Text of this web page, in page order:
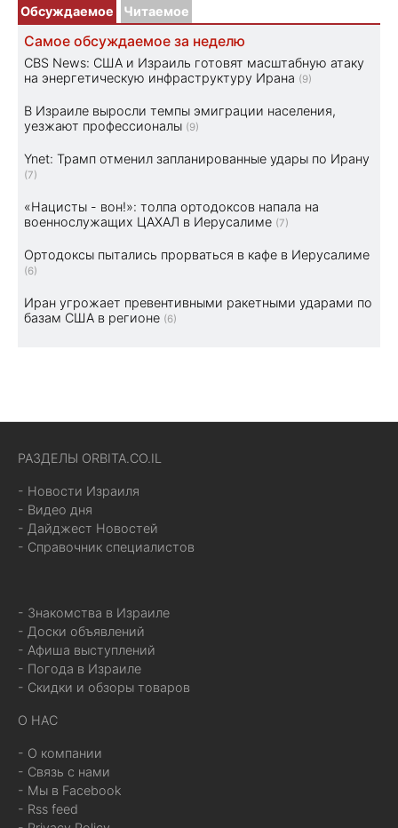
Обсуждаемое Читаемое
Самое обсуждаемое за неделю
CBS News: США и Израиль готовят масштабную атаку
на энергетическую инфраструктуру Ирана (9)
В Израиле выросли темпы эмиграции населения,
уезжают профессионалы (9)
Ynet: Трамп отменил запланированные удары по Ирану
(7)
«Нацисты - вон!»: толпа ортодоксов напала на
военнослужащих ЦАХАЛ в Иерусалиме (7)
Ортодоксы пытались прорваться в кафе в Иерусалиме
(6)
Иран угрожает превентивными ракетными ударами по
базам США в регионе (6)
РАЗДЕЛЫ ORBITA.CO.IL
- Новости Израиля
- Видео дня
- Дайджест Новостей
- Справочник специалистов
- Знакомства в Израиле
- Доски объявлений
- Афиша выступлений
- Погода в Израиле
- Скидки и обзоры товаров
О НАС
- О компании
- Связь с нами
- Мы в Facebook
- Rss feed